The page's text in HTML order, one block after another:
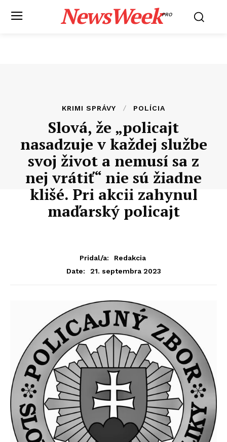
NewsWeekPRO
KRIMI SPRÁVY POLÍCIA
Slová, že „policajt
nasadzuje v každej službe
svoj život a nemusí sa z
nej vrátiť“ nie sú žiadne
klišé. Pri akcii zahynul
maďarský policajt
Pridal/a:
Redakcia
Date:
21. septembra 2023